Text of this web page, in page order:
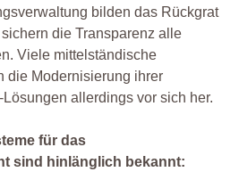
bilden das Rückgrat
die Transparenz alle
Viele mittelständische
die Modernisierung ihrer
allerdings vor sich her.
für das
sind hinlänglich bekannt: